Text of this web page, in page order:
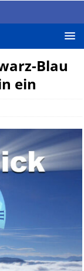
Blau
ein